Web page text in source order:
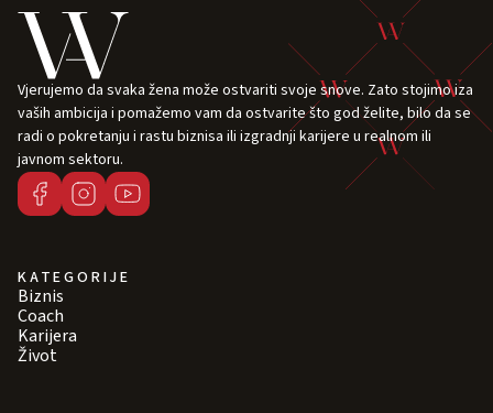
Vjerujemo da svaka žena može ostvariti svoje snove. Zato stojimo iza
vaših ambicija i pomažemo vam da ostvarite što god želite, bilo da se
radi o pokretanju i rastu biznisa ili izgradnji karijere u realnom ili
javnom sektoru.
KATEGORIJE
Biznis
Coach
Karijera
Život